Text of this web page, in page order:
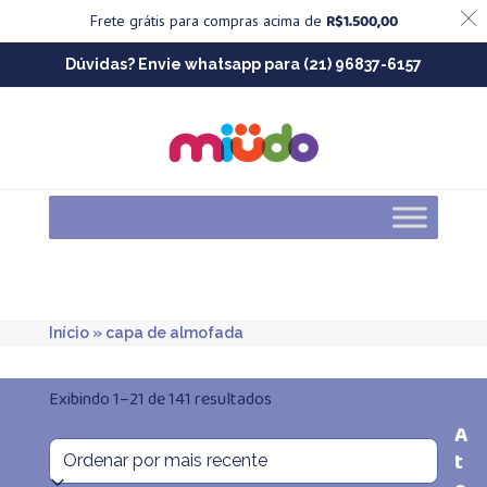
Frete grátis para compras acima de R$1.500,00
Dúvidas? Envie whatsapp para (21) 96837-6157
Início» capa de almofada
Exibindo 1–21 de 141 resultadosClassificado
por
A
t